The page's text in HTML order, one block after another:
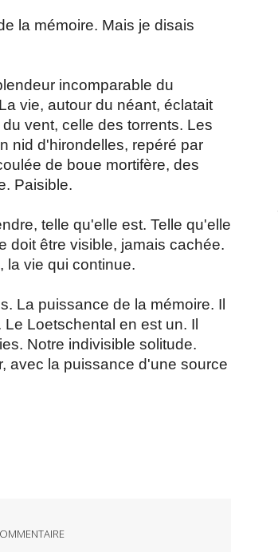
la mémoire. Mais je disais
incomparable du
vie, autour du néant, éclatait
vent, celle des torrents. Les
nid d'hirondelles, repéré par
de boue mortifère, des
Paisible.
telle qu'elle est. Telle qu'elle
doit être visible, jamais cachée.
la vie qui continue.
La puissance de la mémoire. Il
Loetschental en est un. Il
Notre indivisible solitude.
avec la puissance d'une source